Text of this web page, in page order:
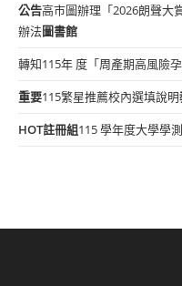
公告高市圖辦理「2026朗聲大
辦法圖書館
轉知115年 度「周產期高風險
重要115繁星推薦校內選填說明
HOT註冊組115 學年度大學學